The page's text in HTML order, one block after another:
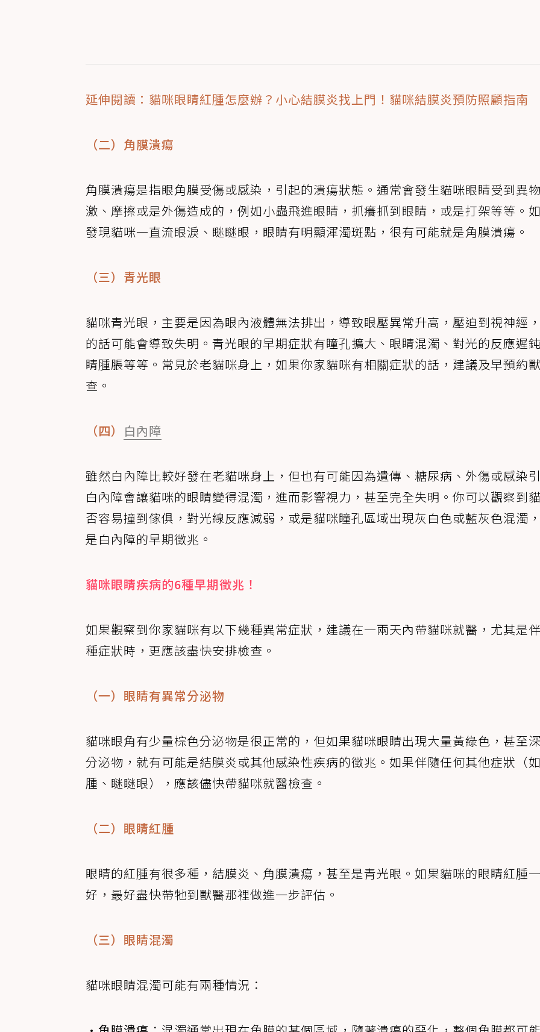
延伸閱讀：貓咪眼睛紅腫怎麼辦？小心結膜炎找上門！貓咪結膜炎預防照顧指南
（二）角膜潰瘍
角膜潰瘍是指眼角膜受傷或感染，引起的潰瘍狀態。通常會發生貓咪眼睛受到異
激、摩擦或是外傷造成的，例如小蟲飛進眼睛，抓癢抓到眼睛，或是打架等等。
發現貓咪一直流眼淚、瞇瞇眼，眼睛有明顯渾濁斑點，很有可能就是角膜潰瘍。
（三）青光眼
貓咪青光眼，主要是因為眼內液體無法排出，導致眼壓異常升高，壓迫到視神經
的話可能會導致失明。青光眼的早期症狀有瞳孔擴大、眼睛混濁、對光的反應遲
睛腫脹等等。常見於老貓咪身上，如果你家貓咪有相關症狀的話，建議及早預約
查。
（四） 白內障
雖然白內障比較好發在老貓咪身上，但也有可能因為遺傳、糖尿病、外傷或感染
白內障會讓貓咪的眼睛變得混濁，進而影響視力，甚至完全失明。你可以觀察到
否容易撞到傢俱，對光線反應減弱，或是貓咪瞳孔區域出現灰白色或藍灰色混濁
是白內障的早期徵兆。
貓咪眼睛疾病的6種早期徵兆！
如果觀察到你家貓咪有以下幾種異常症狀，建議在一兩天內帶貓咪就醫，尤其是
種症狀時，更應該盡快安排檢查。
（一）眼睛有異常分泌物
貓咪眼角有少量棕色分泌物是很正常的，但如果貓咪眼睛出現大量黃綠色，甚至
分泌物，就有可能是結膜炎或其他感染性疾病的徵兆。如果伴隨任何其他症狀（
腫、瞇瞇眼），應該儘快帶貓咪就醫檢查。
（二）眼睛紅腫
眼睛的紅腫有很多種，結膜炎、角膜潰瘍，甚至是青光眼。如果貓咪的眼睛紅腫
好，最好盡快帶牠到獸醫那裡做進一步評估。
（三）眼睛混濁
貓咪眼睛混濁可能有兩種情況：